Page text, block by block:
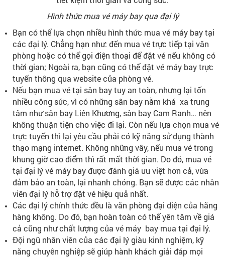
Hình thức mua vé máy bay qua đại lý
Bạn có thể lựa chọn nhiều hình thức mua vé máy bay tại
các đại lý. Chẳng hạn như: đến mua vé trực tiếp tại văn
phòng hoặc có thể gọi điện thoại để đặt vé nếu không có
thời gian; Ngoài ra, bạn cũng có thể đặt vé máy bay trực
tuyến thông qua website của phòng vé.
Nếu bạn mua vé tại sân bay tuy an toàn, nhưng lại tốn
nhiều công sức, vì có những sân bay nằm khá xa trung
tâm như sân bay Liên Khương, sân bay Cam Ranh… nên
không thuận tiện cho việc đi lại. Còn nếu lựa chọn mua vé
trực tuyến thì lại yêu cầu phải có kỹ năng sử dụng thành
thạo mạng internet. Không những vây, nếu mua vé trong
khung giờ cao điểm thì rất mất thời gian. Do đó, mua vé
tại đại lý vé máy bay được đánh giá ưu việt hơn cả, vừa
đảm bảo an toàn, lại nhanh chóng. Bạn sẽ được các nhân
viên đại lý hỗ trợ đặt vé hiệu quả nhất.
Các đại lý chính thức đều là văn phòng đại diện của hãng
hàng không. Do đó, bạn hoàn toàn có thể yên tâm về giá
cả cũng như chất lượng của vé máy bay mua tại đại lý.
Đội ngũ nhân viên của các đại lý giàu kinh nghiệm, kỹ
năng chuyên nghiệp sẽ giúp hành khách giải đáp mọi